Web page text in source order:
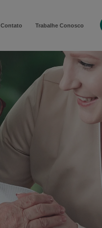
Contato Trabalhe Conosco